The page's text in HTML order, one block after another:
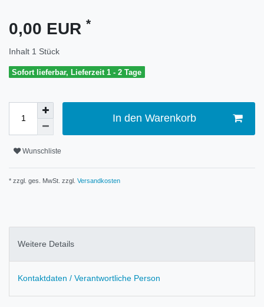
0,00 EUR *
Inhalt 1 Stück
Sofort lieferbar, Lieferzeit 1 - 2 Tage
In den Warenkorb
Wunschliste
* zzgl. ges. MwSt. zzgl. Versandkosten
Weitere Details
Kontaktdaten / Verantwortliche Person